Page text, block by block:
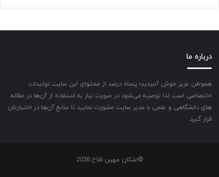
درباره ما
هموطن عزیز خوش آمیدید؛ پنجاه درصد از محتوای این سایت تولیدات
اختصاصی است لذا توصیه می‌شود در صورت نیاز به استفاده از آن‌ها در مقاله
های دانشگاهی و علمی با مدیر سایت مشورت نمایید تا منابع آن‌ها در اختیارتان
قرار گیرد.
©اشکان مهین فلاح 2026